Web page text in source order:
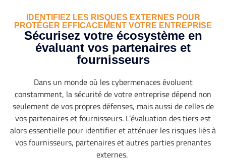
IDENTIFIEZ LES RISQUES EXTERNES POUR
PROTÉGER EFFICACEMENT VOTRE ENTREPRISE
Sécurisez votre écosystème en
évaluant vos partenaires et
fournisseurs
Dans un monde où les cybermenaces évoluent
constamment, la sécurité de votre entreprise dépend non
seulement de vos propres défenses, mais aussi de celles de
vos partenaires et fournisseurs. L’évaluation des tiers est
alors essentielle pour identifier et atténuer les risques liés à
vos fournisseurs, partenaires et autres parties prenantes
externes.